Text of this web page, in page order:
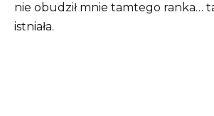
nie obudził mnie tamtego ranka…
istniała.